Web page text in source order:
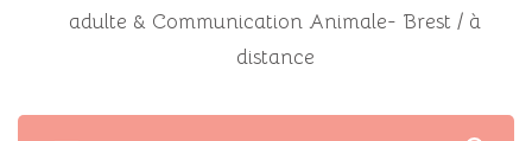
adulte & Communication Animale- Brest / à
distance